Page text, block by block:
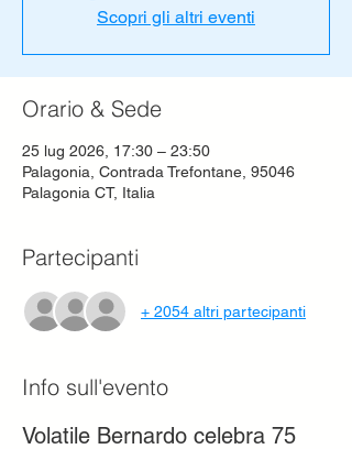
Scopri gli altri eventi
Orario & Sede
25 lug 2026, 17:30 – 23:50
Palagonia, Contrada Trefontane, 95046
Palagonia CT, Italia
Partecipanti
+ 2054 altri partecipanti
Info sull'evento
Volatile Bernardo celebra 75